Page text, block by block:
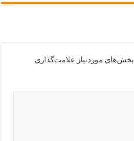
بخش‌های موردنیاز علامت‌گذاری